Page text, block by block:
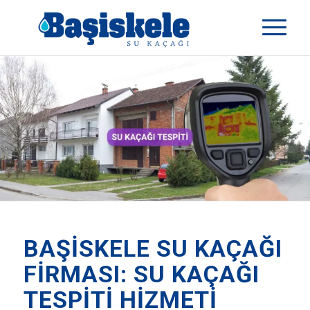
BAŞISKELE SU KAÇAĞI
FIRMASI: SU KAÇAĞI
TESPITI HIZMETI